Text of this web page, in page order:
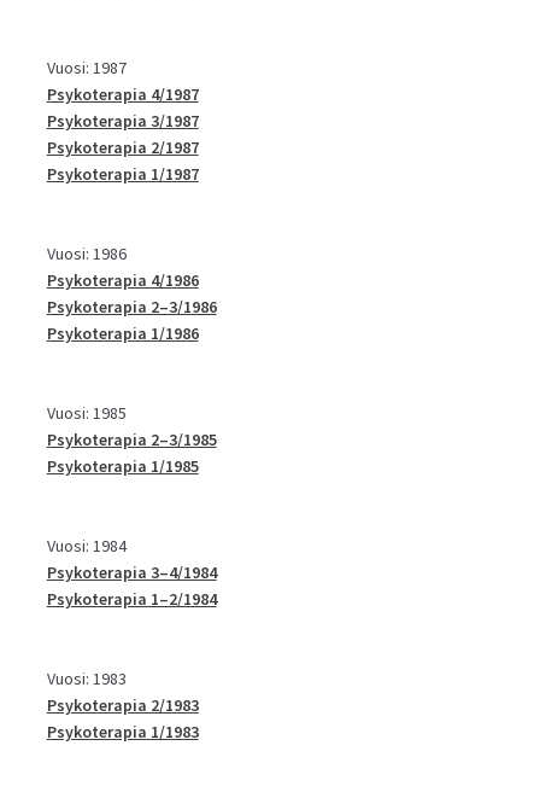
Vuosi: 1987
Psykoterapia 4/1987
Psykoterapia 3/1987
Psykoterapia 2/1987
Psykoterapia 1/1987
Vuosi: 1986
Psykoterapia 4/1986
Psykoterapia 2–3/1986
Psykoterapia 1/1986
Vuosi: 1985
Psykoterapia 2–3/1985
Psykoterapia 1/1985
Vuosi: 1984
Psykoterapia 3–4/1984
Psykoterapia 1–2/1984
Vuosi: 1983
Psykoterapia 2/1983
Psykoterapia 1/1983